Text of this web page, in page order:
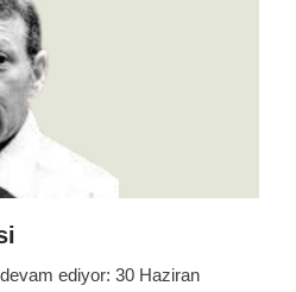
ediyor: 30 Haziran